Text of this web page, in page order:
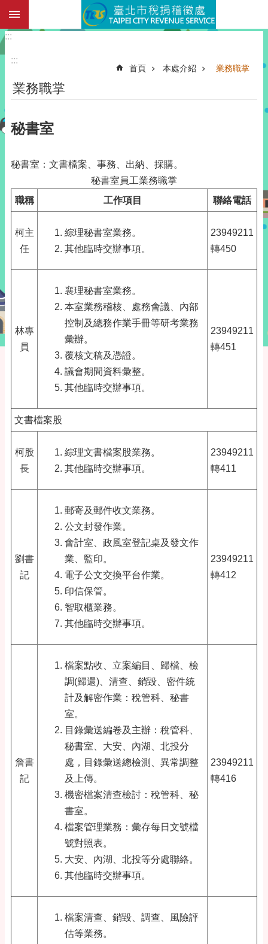
跳到主要內容區塊
:::
:::
首頁 本處介紹 業務職掌
業務職掌
秘書室
秘書室：文書檔案、事務、出納、採購。
職稱 工作項目 聯絡電話
秘書室員工業務職掌
柯主
任
綜理秘書室業務。
其他臨時交辦事項。
23949211
轉450
林專
員
襄理秘書室業務。
本室業務稽核、處務會議、內部
控制及總務作業手冊等研考業務
彙辦。
覆核文稿及憑證。
議會期間資料彙整。
其他臨時交辦事項。
23949211
轉451
文書檔案股
柯股
長
綜理文書檔案股業務。
其他臨時交辦事項。
23949211
轉411
劉書
記
郵寄及郵件收文業務。
公文封發作業。
會計室、政風室登記桌及發文作
業、監印。
電子公文交換平台作業。
印信保管。
智取櫃業務。
其他臨時交辦事項。
23949211
轉412
詹書
記
檔案點收、立案編目、歸檔、檢
調(歸還)、清查、銷毀、密件統
計及解密作業：稅管科、秘書
室。
目錄彙送編卷及主辦：稅管科、
秘書室、大安、內湖、北投分
處，目錄彙送總檢測、異常調整
及上傳。
機密檔案清查檢討：稅管科、秘
書室。
檔案管理業務：彙存每日文號檔
號對照表。
大安、內湖、北投等分處聯絡。
其他臨時交辦事項。
23949211
轉416
檔案清查、銷毀、調查、風險評
估等業務。